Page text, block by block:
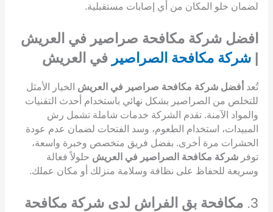
لضمان خلو المكان من أي إصابات مستقبلية.
افضل شركة مكافحة صراصير في العريش
| شركة مكافحة الصراصير في العريش
تُعد أفضل شركة مكافحة صراصير في العريش الخيار الأمثل
للتخلص من الصراصير بشكل نهائي باستخدام أحدث التقنيات
والمواد الآمنة. تقدم الشركة خدمات شاملة تشمل رش
المبيدات، استخدام الطعوم، وسد الفتحات لضمان عدم عودة
الحشرات مرة أخرى. بفضل فريق متخصص وخبرة واسعة،
توفر شركة مكافحة الصراصير في العريش حلولاً فعالة
وسريعة للحفاظ على نظافة وسلامة منزلك أو مكان عملك.
3. مكافحة بق الفراش لدى شركة مكافحة